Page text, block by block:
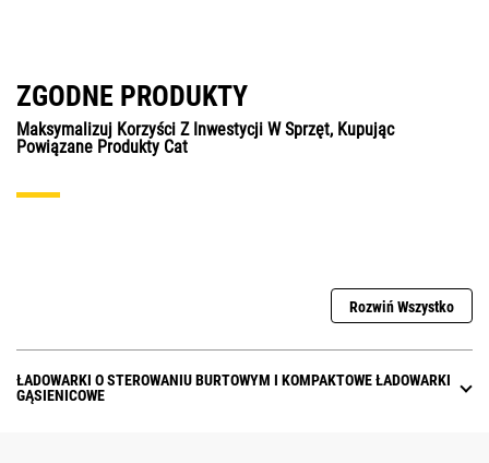
ZGODNE PRODUKTY
Maksymalizuj Korzyści Z Inwestycji W Sprzęt, Kupując
Powiązane Produkty Cat
Rozwiń Wszystko
ŁADOWARKI O STEROWANIU BURTOWYM I KOMPAKTOWE ŁADOWARKI
GĄSIENICOWE